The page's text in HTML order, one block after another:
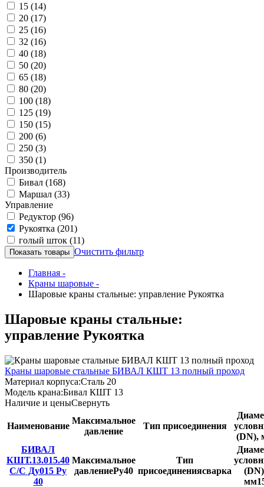
15 (14)
20 (17)
25 (16)
32 (16)
40 (18)
50 (20)
65 (18)
80 (20)
100 (18)
125 (19)
150 (15)
200 (6)
250 (3)
350 (1)
Производитель
Бивал (168)
Маршал (33)
Управление
Редуктор (96)
Рукоятка (201)
голый шток (11)
Очистить фильтр
Главная -
Краны шаровые -
Шаровые краны стальные: управление Рукоятка
Шаровые краны стальные:
управление Рукоятка
Краны шаровые стальные БИВАЛ КШТ 13 полный проход
Материал корпуса:Сталь 20
Модель крана:Бивал КШТ 13
Наличие и ценыСвернуть
Наименование
Максимальное
давление
Тип присоединения
(DN),
БИВАЛ
КШТ.13.015.40
С/С Ду015 Ру
40
Максимальное
давлениеРу40
Тип
присоединениясварка
мм